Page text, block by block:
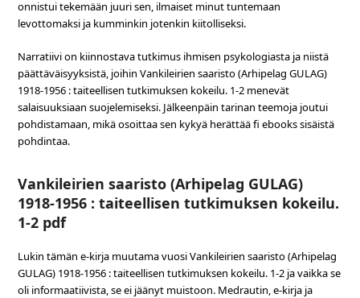
onnistui tekemään juuri sen, ilmaiset minut tuntemaan
levottomaksi ja kumminkin jotenkin kiitolliseksi.
Narratiivi on kiinnostava tutkimus ihmisen psykologiasta ja niistä
päättäväisyyksistä, joihin Vankileirien saaristo (Arhipelag GULAG)
1918-1956 : taiteellisen tutkimuksen kokeilu. 1-2 menevät
salaisuuksiaan suojelemiseksi. Jälkeenpäin tarinan teemoja joutui
pohdistamaan, mikä osoittaa sen kykyä herättää fi ebooks sisäistä
pohdintaa.
Vankileirien saaristo (Arhipelag GULAG)
1918-1956 : taiteellisen tutkimuksen kokeilu.
1-2 pdf
Lukin tämän e-kirja muutama vuosi Vankileirien saaristo (Arhipelag
GULAG) 1918-1956 : taiteellisen tutkimuksen kokeilu. 1-2 ja vaikka se
oli informaatiivista, se ei jäänyt muistoon. Medrautin, e-kirja ja